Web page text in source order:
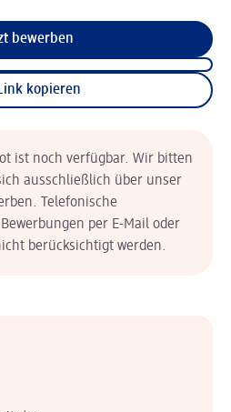
bewerben
kopieren
ist noch verfügbar. Wir bitten
ausschließlich über unser
Telefonische
per E-Mail oder
berücksichtigt werden.